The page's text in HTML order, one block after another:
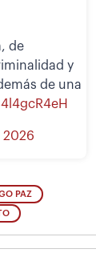
de
y
de una
2026
PAZ